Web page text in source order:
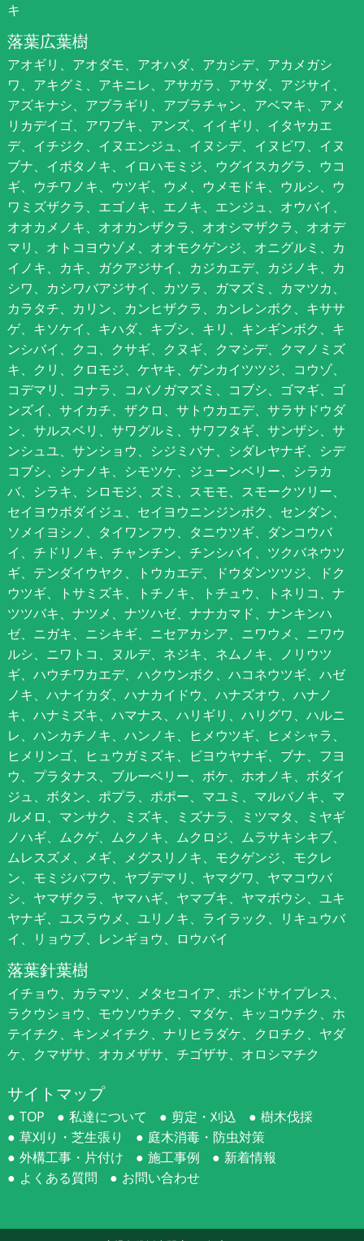
キ
落葉広葉樹
アオギリ、アオダモ、アオハダ、アカシデ、アカメガシ
ワ、アキグミ、アキニレ、アサガラ、アサダ、アジサイ、
アズキナシ、アブラギリ、アブラチャン、アベマキ、アメ
リカデイゴ、アワブキ、アンズ、イイギリ、イタヤカエ
デ、イチジク、イヌエンジュ、イヌシデ、イヌビワ、イヌ
ブナ、イボタノキ、イロハモミジ、ウグイスカグラ、ウコ
ギ、ウチワノキ、ウツギ、ウメ、ウメモドキ、ウルシ、ウ
ワミズザクラ、エゴノキ、エノキ、エンジュ、オウバイ、
オオカメノキ、オオカンザクラ、オオシマザクラ、オオデ
マリ、オトコヨウゾメ、オオモクゲンジ、オニグルミ、カ
イノキ、カキ、ガクアジサイ、カジカエデ、カジノキ、カ
シワ、カシワバアジサイ、カツラ、ガマズミ、カマツカ、
カラタチ、カリン、カンヒザクラ、カンレンボク、キササ
ゲ、キソケイ、キハダ、キブシ、キリ、キンギンボク、キ
ンシバイ、クコ、クサギ、クヌギ、クマシデ、クマノミズ
キ、クリ、クロモジ、ケヤキ、ゲンカイツツジ、コウゾ、
コデマリ、コナラ、コバノガマズミ、コブシ、ゴマギ、ゴ
ンズイ、サイカチ、ザクロ、サトウカエデ、サラサドウダ
ン、サルスベリ、サワグルミ、サワフタギ、サンザシ、サ
ンシュユ、サンショウ、シジミバナ、シダレヤナギ、シデ
コブシ、シナノキ、シモツケ、ジューンベリー、シラカ
バ、シラキ、シロモジ、ズミ、スモモ、スモークツリー、
セイヨウボダイジュ、セイヨウニンジンボク、センダン、
ソメイヨシノ、タイワンフウ、タニウツギ、ダンコウバ
イ、チドリノキ、チャンチン、チンシバイ、ツクバネウツ
ギ、テンダイウヤク、トウカエデ、ドウダンツツジ、ドク
ウツギ、トサミズキ、トチノキ、トチュウ、トネリコ、ナ
ツツバキ、ナツメ、ナツハゼ、ナナカマド、ナンキンハ
ゼ、ニガキ、ニシキギ、ニセアカシア、ニワウメ、ニワウ
ルシ、ニワトコ、ヌルデ、ネジキ、ネムノキ、ノリウツ
ギ、ハウチワカエデ、ハクウンボク、ハコネウツギ、ハゼ
ノキ、ハナイカダ、ハナカイドウ、ハナズオウ、ハナノ
キ、ハナミズキ、ハマナス、ハリギリ、ハリグワ、ハルニ
レ、ハンカチノキ、ハンノキ、ヒメウツギ、ヒメシャラ、
ヒメリンゴ、ヒュウガミズキ、ビヨウヤナギ、ブナ、フヨ
ウ、プラタナス、ブルーベリー、ボケ、ホオノキ、ボダイ
ジュ、ボタン、ポプラ、ポポー、マユミ、マルバノキ、マ
ルメロ、マンサク、ミズキ、ミズナラ、ミツマタ、ミヤギ
ノハギ、ムクゲ、ムクノキ、ムクロジ、ムラサキシキブ、
ムレスズメ、メギ、メグスリノキ、モクゲンジ、モクレ
ン、モミジバフウ、ヤブデマリ、ヤマグワ、ヤマコウバ
シ、ヤマザクラ、ヤマハギ、ヤマブキ、ヤマボウシ、ユキ
ヤナギ、ユスラウメ、ユリノキ、ライラック、リキュウバ
イ、リョウブ、レンギョウ、ロウバイ
落葉針葉樹
イチョウ、カラマツ、メタセコイア、ポンドサイプレス、
ラクウショウ、モウソウチク、マダケ、キッコウチク、ホ
テイチク、キンメイチク、ナリヒラダケ、クロチク、ヤダ
ケ、クマザサ、オカメザサ、チゴザサ、オロシマチク
サイトマップ
TOP 私達について 剪定・刈込
樹木伐採
草刈り・芝生張り
庭木消毒・防虫対策
外構工事・片付け
施工事例
新着情報
よくある質問
お問い合わせ